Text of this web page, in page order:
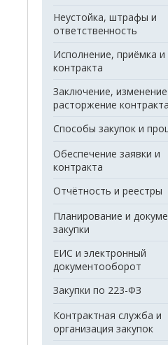
Неустойка, штрафы и
ответственность
Исполнение, приёмка и
контракта
Заключение,
расторжение контракта
Способы закупок и
Обеспечение заявки и
контракта
Отчётность и реестры
Планирование и
закупки
ЕИС и электронный
документооборот
Закупки по 223-ФЗ
Контрактная служба и
организация закупок